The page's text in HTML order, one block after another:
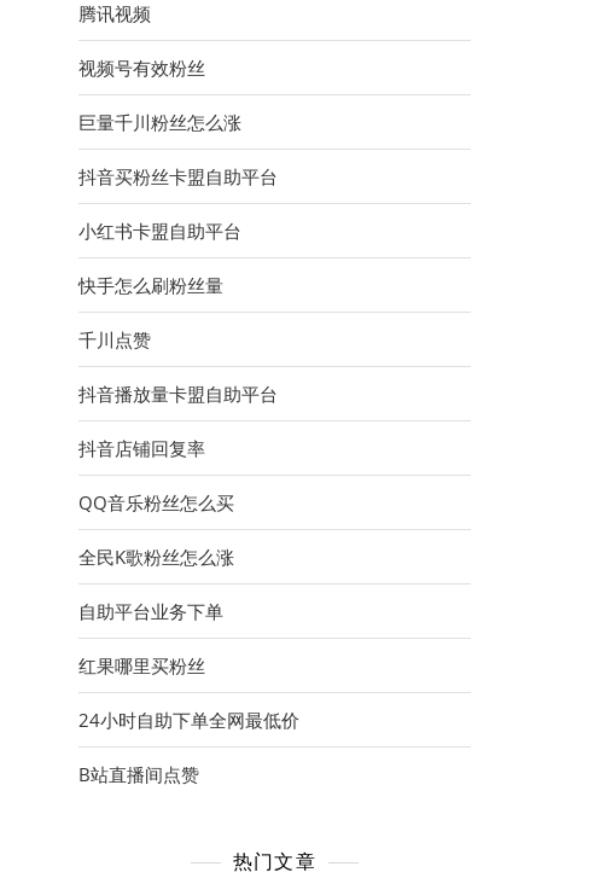
腾讯视频
视频号有效粉丝
巨量千川粉丝怎么涨
抖音买粉丝卡盟自助平台
小红书卡盟自助平台
快手怎么刷粉丝量
千川点赞
抖音播放量卡盟自助平台
抖音店铺回复率
QQ音乐粉丝怎么买
全民K歌粉丝怎么涨
自助平台业务下单
红果哪里买粉丝
24小时自助下单全网最低价
B站直播间点赞
热门文章